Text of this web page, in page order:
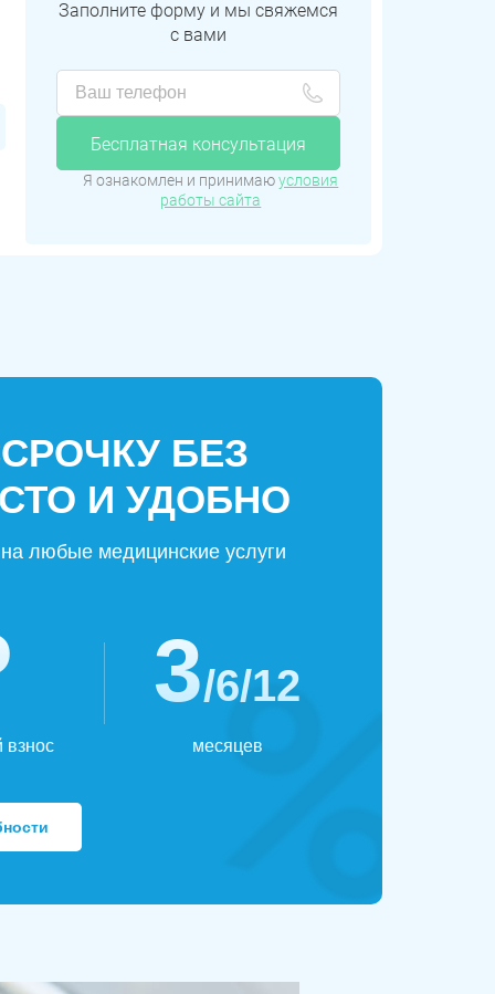
Заполните форму и мы свяжемся
с вами
Бесплатная консультация
Я ознакомлен и принимаюусловия
работы сайта
БЕЗ
И УДОБНО
любые медицинские услуги
взнос
3/6/12
месяцев